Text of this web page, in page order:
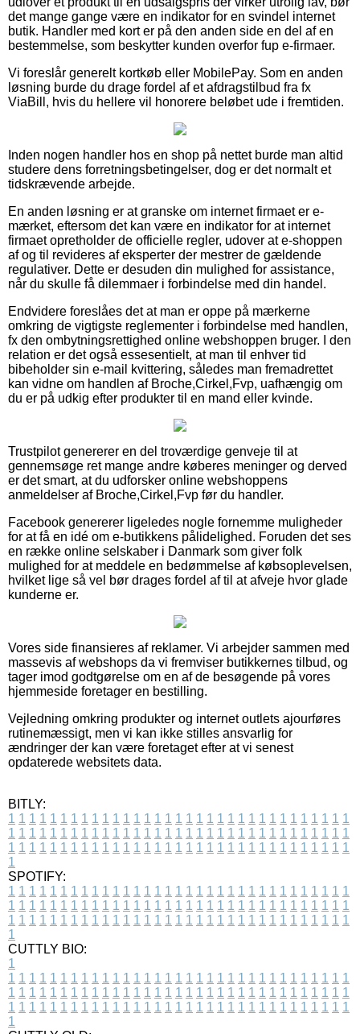
det mange gange være en indikator for en svindel internet
butik. Handler med kort er på den anden side en del af en
bestemmelse, som beskytter kunden overfor fup e-firmaer.
Vi foreslår generelt kortkøb eller MobilePay. Som en anden
løsning burde du drage fordel af et afdragstilbud fra fx
ViaBill, hvis du hellere vil honorere beløbet ude i fremtiden.
Inden nogen handler hos en shop på nettet burde man altid
studere dens forretningsbetingelser, dog er det normalt et
tidskrævende arbejde.
En anden løsning er at granske om internet firmaet er e-
mærket, eftersom det kan være en indikator for at internet
firmaet opretholder de officielle regler, udover at e-shoppen
af og til revideres af eksperter der mestrer de gældende
regulativer. Dette er desuden din mulighed for assistance,
når du skulle få dilemmaer i forbindelse med din handel.
Endvidere foreslåes det at man er oppe på mærkerne
omkring de vigtigste reglementer i forbindelse med handlen,
fx den ombytningsrettighed online webshoppen bruger. I den
relation er det også essesentielt, at man til enhver tid
bibeholder sin e-mail kvittering, således man fremadrettet
kan vidne om handlen af Broche,Cirkel,Fvp, uafhængig om
du er på udkig efter produkter til en mand eller kvinde.
Trustpilot genererer en del troværdige genveje til at
gennemsøge ret mange andre køberes meninger og derved
er det smart, at du udforsker online webshoppens
anmeldelser af Broche,Cirkel,Fvp før du handler.
Facebook genererer ligeledes nogle fornemme muligheder
for at få en idé om e-butikkens pålidelighed. Foruden det ses
en række online selskaber i Danmark som giver folk
mulighed for at meddele en bedømmelse af købsoplevelsen,
hvilket lige så vel bør drages fordel af til at afveje hvor glade
kunderne er.
Vores side finansieres af reklamer. Vi arbejder sammen med
massevis af webshops da vi fremviser butikkernes tilbud, og
tager imod godtgørelse om en af de besøgende på vores
hjemmeside foretager en bestilling.
Vejledning omkring produkter og internet outlets ajourføres
rutinemæssigt, men vi kan ikke stilles ansvarlig for
ændringer der kan være foretaget efter at vi senest
opdaterede websitets data.
BITLY:
1 1 1 1 1 1 1 1 1 1 1 1 1 1 1 1 1 1 1 1 1 1 1 1 1 1 1 1 1 1 1 1 1
1 1 1 1 1 1 1 1 1 1 1 1 1 1 1 1 1 1 1 1 1 1 1 1 1 1 1 1 1 1 1 1 1
1 1 1 1 1 1 1 1 1 1 1 1 1 1 1 1 1 1 1 1 1 1 1 1 1 1 1 1 1 1 1 1 1
1
SPOTIFY:
1 1 1 1 1 1 1 1 1 1 1 1 1 1 1 1 1 1 1 1 1 1 1 1 1 1 1 1 1 1 1 1 1
1 1 1 1 1 1 1 1 1 1 1 1 1 1 1 1 1 1 1 1 1 1 1 1 1 1 1 1 1 1 1 1 1
1 1 1 1 1 1 1 1 1 1 1 1 1 1 1 1 1 1 1 1 1 1 1 1 1 1 1 1 1 1 1 1 1
1
CUTTLY BIO:
1
1 1 1 1 1 1 1 1 1 1 1 1 1 1 1 1 1 1 1 1 1 1 1 1 1 1 1 1 1 1 1 1 1
1 1 1 1 1 1 1 1 1 1 1 1 1 1 1 1 1 1 1 1 1 1 1 1 1 1 1 1 1 1 1 1 1
1 1 1 1 1 1 1 1 1 1 1 1 1 1 1 1 1 1 1 1 1 1 1 1 1 1 1 1 1 1 1 1 1
1